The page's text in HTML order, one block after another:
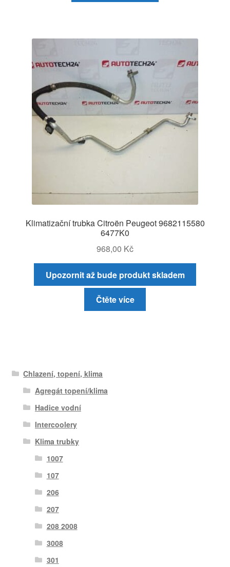
Klimatizační trubka Citroën Peugeot 9682115580
6477K0
968,00 Kč
Upozornit až bude produkt skladem
Čtěte více
Chlazení, topení, klima
Agregát topení/klima
Hadice vodní
Intercoolery
Klima trubky
1007
107
206
207
208 2008
3008
301